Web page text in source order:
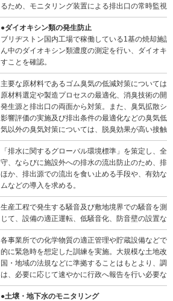
るため、モニタリング装置による排出口の常時監視
●ダイオキシン類の発生防止
ブリヂストン国内工場で稼働している1基の焼却施
ん中のダイオキシン類濃度の測定を行い、ダイオキ
すことを確認。
主要な原材料であるゴム臭気の低減対策については
原材料選定や製造プロセスの最適化、消臭技術の開
発生源と排出口の両面から対策。また、臭気拡散シ
影響評価の実施及び排出条件の最適化などの臭気低
気以外の臭気対策については、脱臭効果が高い接触
「排水に関するグローバル環境標準」を策定し、全
守、ならびに施設外への排水の流出防止のため、排
ほか、排出源での流出を食い止める手段や、有効な
ムなどの導入を求める。
生産工程で発生する騒音及び敷地境界での騒音を測
じて、設備の適正運転、低騒音化、防音壁の設置な
各事業所での化学物質の適正管理や貯蔵設備などで
的に緊急時を想定した訓練を実施。大規模な土地改
国・地域の法規などに準拠することはもとより、調
は、必要に応じて速やかに行政へ報告を行い必要な
●土壌・地下水のモニタリング